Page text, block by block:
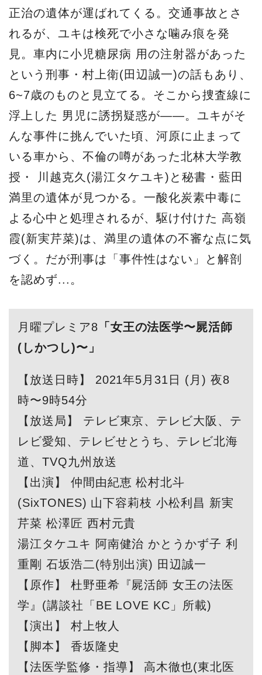
正治の遺体が運ばれてくる。交通事故とさ
れるが、ユキは検死で小さな噛み痕を発
見。車内に小児糖尿病 用の注射器があった
という刑事・村上衛(田辺誠一)の話もあり、
6~7歳のものと見立てる。そこから捜査線に
浮上した 男児に誘拐疑惑が――。ユキがそ
んな事件に挑んでいた頃、河原に止まって
いる車から、不倫の噂があった北林大学教
授・ 川越克久(湯江タケユキ)と秘書・藍田
満里の遺体が見つかる。一酸化炭素中毒に
よる心中と処理されるが、駆け付けた 高嶺
霞(新実芹菜)は、満里の遺体の不審な点に気
づく。だが刑事は「事件性はない」と解剖
を認めず...。
月曜プレミア8 「女王の法医学〜屍活師
(しかつし)〜」
【放送日時】 2021年5月31日 (月) 夜8
時〜9時54分
【放送局】 テレビ東京、テレビ大阪、テ
レビ愛知、テレビせとうち、テレビ北海
道、TVQ九州放送
【出演】 仲間由紀恵 松村北斗
(SixTONES) 山下容莉枝 小松利昌 新実
芹菜 松澤匠 西村元貴
湯江タケユキ 阿南健治 かとうかず子 利
重剛 石坂浩二(特別出演) 田辺誠一
【原作】 杜野亜希『屍活師 女王の法医
学』(講談社「BE LOVE KC」所載)
【演出】 村上牧人
【脚本】 香坂隆史
【法医学監修・指導】 高木徹也(東北医